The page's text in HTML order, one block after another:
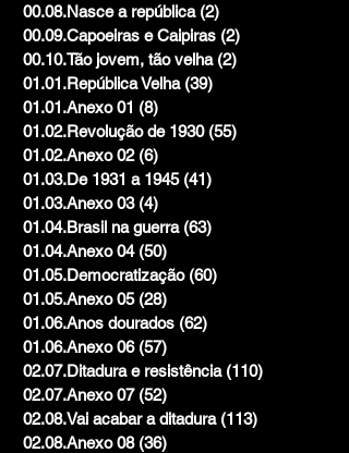
00.08.Nasce a república (2)
00.09.Capoeiras e Caipiras (2)
00.10.Tão jovem, tão velha (2)
01.01.República Velha (39)
01.01.Anexo 01 (8)
01.02.Revolução de 1930 (55)
01.02.Anexo 02 (6)
01.03.De 1931 a 1945 (41)
01.03.Anexo 03 (4)
01.04.Brasil na guerra (63)
01.04.Anexo 04 (50)
01.05.Democratização (60)
01.05.Anexo 05 (28)
01.06.Anos dourados (62)
01.06.Anexo 06 (57)
02.07.Ditadura e resistência (110)
02.07.Anexo 07 (52)
02.08.Vai acabar a ditadura (113)
02.08.Anexo 08 (36)